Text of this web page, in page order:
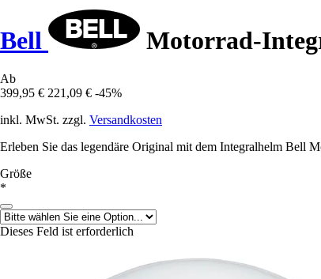
Bell Motorrad-
Ab
399,95 € 221,09 € -45%
inkl. MwSt. zzgl. Versandkosten
Erleben Sie das legendäre Original mit dem Integralhelm Bell
Größe
*
Dieses Feld ist erforderlich